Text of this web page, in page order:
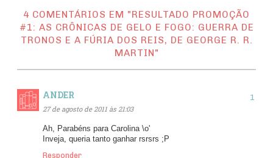
4 COMENTÁRIOS EM "RESULTADO PROMOÇÃO
#1: AS CRÔNICAS DE GELO E FOGO: GUERRA DE
TRONOS E A FÚRIA DOS REIS, DE GEORGE R. R.
MARTIN"
ANDER
27 de agosto de 2011 às 21:03
Ah, Parabéns para Carolina \o'
Inveja, queria tanto ganhar rsrsrs ;P
Responder